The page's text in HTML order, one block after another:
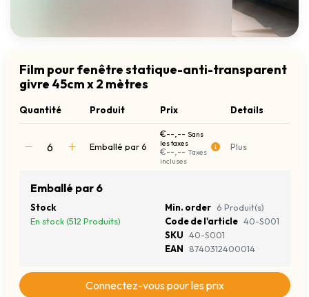
Film pour fenêtre statique-anti-transparent
givre 45cm x 2 mètres
Quantité Produit Prix Details
Emballé par 6
€--,-- Sans
les taxes
€--,-- Taxes
incluses
Plus
Emballé par 6
Stock
En stock (512 Produits)
Min. order 6 Produit(s)
Code de l'article 40-S001
SKU 40-S001
EAN
8740312400014
Connectez-vous pour les prix